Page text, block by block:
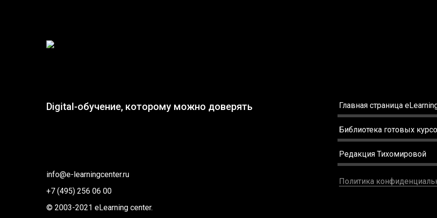
Digital-обучение, которому можно доверять
Библиотека готовых
Редакция Тихомировой
© 2003-2021 eLearning center.
+7 (495) 256 06 00
info@e-learningcenter.ru
Политика
Главная страница